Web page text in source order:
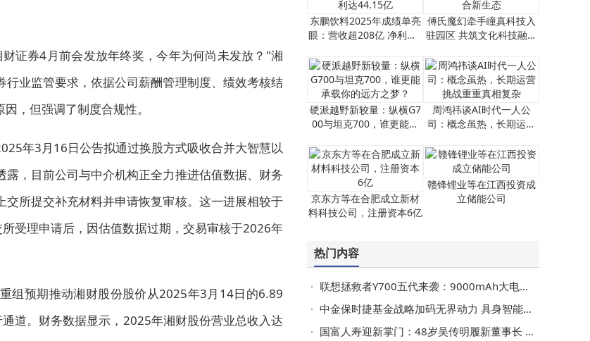
证券4月前会发放年终奖，今年为何尚未发放？"湘
业监管要求，依据公司薪酬管理制度、绩效考核结
，但强调了制度合规性。
年3月16日公告拟通过换股方式吸收合并大智慧以
，目前公司与中介机构正全力推进估值数据、财务
所提交补充材料并申请恢复审核。这一进展相较于
受理申请后，因估值数据过期，交易审核于2026年
组预期推动湘财股份股价从2025年3月14日的6.89
道。财务数据显示，2025年湘财股份营业总收入达
东鹏饮料2025年成绩单亮
眼：营收超208亿 净利达4
傅氏魔幻牵手瞳真科技入
驻园区 共筑文化科技融合
硬派越野新较量：纵横G7
00与坦克700，谁更能承
周鸿祎谈AI时代一人公
司：概念虽热，长期运营
京东方等在合肥成立新材
料科技公司，注册资本6亿
赣锋锂业等在江西投资成
立储能公司
热门内容
联想拯救者Y700五代来袭：9000mAh大电池配骁龙8E5，游戏平板新选择？
中金保时捷基金战略加码无界动力 具身智能赛道迎来产业资本新动能
国富人寿迎新掌门：48岁吴传明履新董事长 曾任职广西监管局要职